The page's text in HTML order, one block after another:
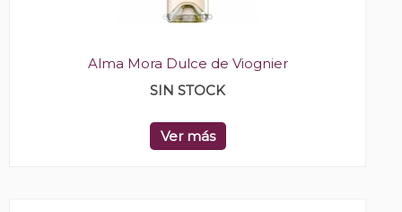
Alma Mora Dulce de Viognier
SIN STOCK
Ver más